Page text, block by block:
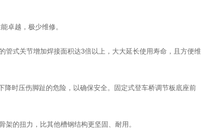
卓越，极少维修。
管式关节增加焊接面积达3倍以上，大大延长使用寿命，且方便维
时压伤脚趾的危险，以确保安全。固定式登车桥调节板底座前
的扭力，比其他槽钢结构更坚固、耐用。